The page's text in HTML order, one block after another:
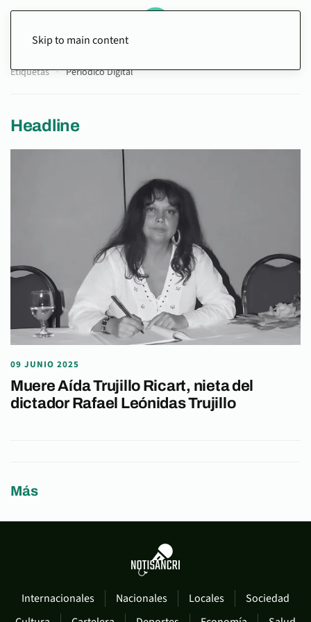
Skip to main content
Etiquetas Periódico Digital
Headline
09 JUNIO 2025
Muere Aída Trujillo Ricart, nieta del
dictador Rafael Leónidas Trujillo
Más
Internacionales Nacionales Locales
Sociedad